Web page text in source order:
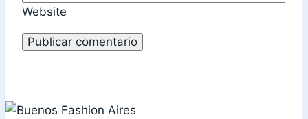
Website